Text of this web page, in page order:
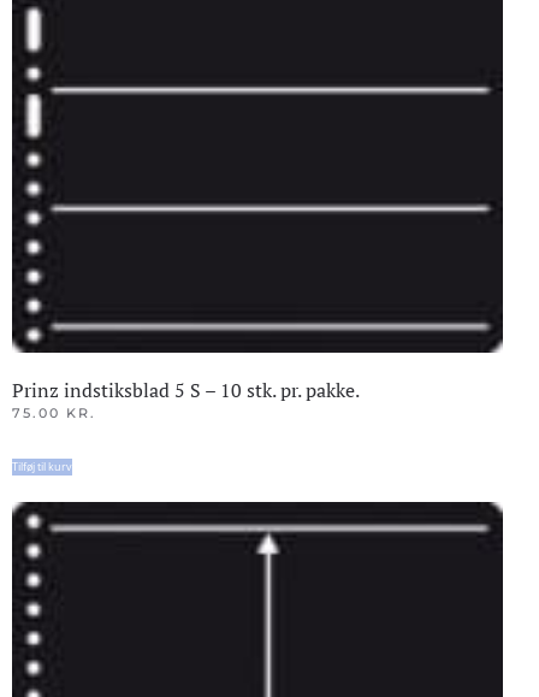
Prinz indstiksblad 5 S – 10 stk. pr. pakke.
75.00 KR.
Tilføj til kurv